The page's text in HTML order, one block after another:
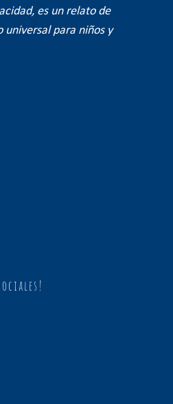
es un relato de
universal para niños y